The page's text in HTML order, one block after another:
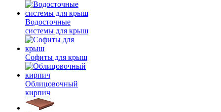
Водосточные
системы для крыш
Софиты для крыш
Облицовочный
кирпич